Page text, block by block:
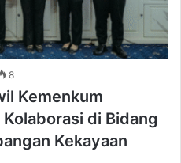
8
Kemenkum
di Bidang
Kekayaan